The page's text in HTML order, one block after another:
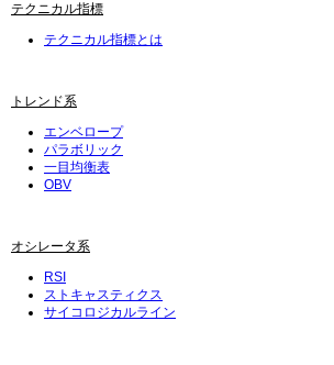
テクニカル指標
テクニカル指標とは
トレンド系
エンベロープ
パラボリック
一目均衡表
OBV
オシレータ系
RSI
ストキャスティクス
サイコロジカルライン